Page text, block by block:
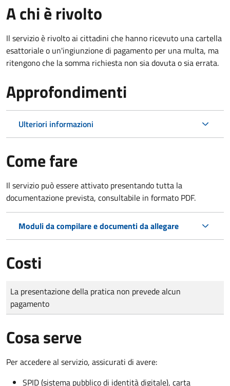
A chi è rivolto
Il servizio è rivolto ai cittadini che hanno ricevuto una cartella
esattoriale o un'ingiunzione di pagamento per una multa, ma
ritengono che la somma richiesta non sia dovuta o sia errata.
Approfondimenti
Ulteriori informazioni
Come fare
Il servizio può essere attivato presentando tutta la
documentazione prevista, consultabile in formato PDF.
Moduli da compilare e documenti da allegare
Costi
Tipo di pagamento
Importo
La presentazione della pratica non prevede alcun
pagamento
Cosa serve
Per accedere al servizio, assicurati di avere:
SPID (sistema pubblico di identità digitale), carta